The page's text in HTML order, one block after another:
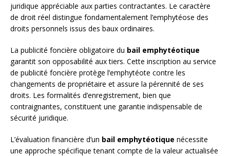
juridique appréciable aux parties contractantes. Le caractère
de droit réel distingue fondamentalement l’emphytéose des
droits personnels issus des baux ordinaires.
La publicité foncière obligatoire du bail emphytéotique
garantit son opposabilité aux tiers. Cette inscription au service
de publicité foncière protège l’emphytéote contre les
changements de propriétaire et assure la pérennité de ses
droits. Les formalités d’enregistrement, bien que
contraignantes, constituent une garantie indispensable de
sécurité juridique.
L’évaluation financière d’un bail emphytéotique nécessite
une approche spécifique tenant compte de la valeur actualisée